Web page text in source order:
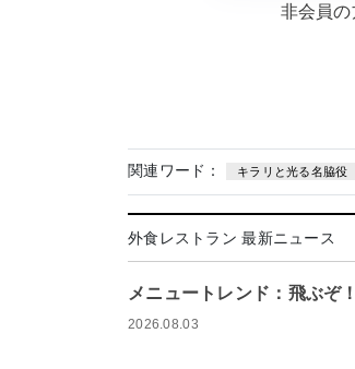
非会員の
関連ワード： キラリと光る名脇役
外食レストラン 最新ニュース
メニュートレンド：飛ぶぞ
2026.08.03